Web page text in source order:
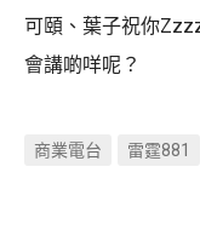
可頤、葉子祝你
會講啲咩呢？
商業電台 雷霆881